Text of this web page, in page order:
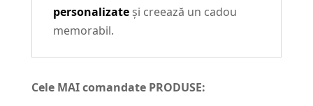
personalizateși creează un cadou
memorabil.
Cele MAI comandate PRODUSE: